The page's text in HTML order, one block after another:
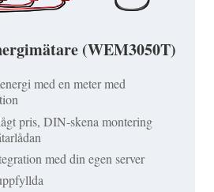
(WEM3050T)
med en meter med
pris, DIN-skena montering
med din egen server